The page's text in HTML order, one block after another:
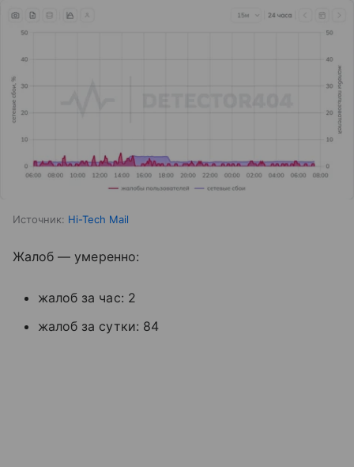
Источник: Hi-Tech Mail
Жалоб — умеренно:
жалоб за час: 2
жалоб за сутки: 84